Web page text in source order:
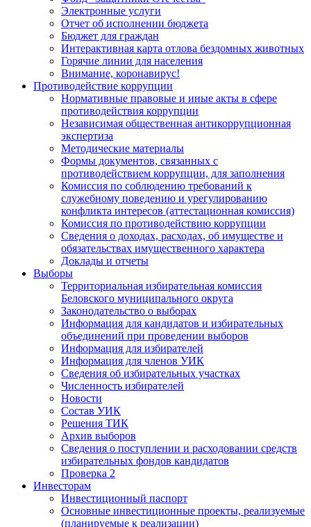
Электронные услуги
Отчет об исполнении бюджета
Бюджет для граждан
Интерактивная карта отлова бездомных животных
Горячие линии для населения
Внимание, коронавирус!
Противодействие коррупции
Нормативные правовые и иные акты в сфере
противодействия коррупции
Независимая общественная антикоррупционная
экспертиза
Методические материалы
Формы документов, связанных с
противодействием коррупции, для заполнения
Комиссия по соблюдению требований к
служебному поведению и урегулированию
конфликта интересов (аттестационная комиссия)
Комиссия по противодействию коррупции
Сведения о доходах, расходах, об имуществе и
обязательствах имущественного характера
Доклады и отчеты
Выборы
Территориальная избирательная комиссия
Беловского муниципального округа
Законодательство о выборах
Информация для кандидатов и избирательных
объединений при проведении выборов
Информация для избирателей
Информация для членов УИК
Сведения об избирательных участках
Численность избирателей
Новости
Состав УИК
Решения ТИК
Архив выборов
Сведения о поступлении и расходовании средств
избирательных фондов кандидатов
Проверка 2
Инвесторам
Инвестиционный паспорт
Основные инвестиционные проекты, реализуемые
(планируемые к реализации)